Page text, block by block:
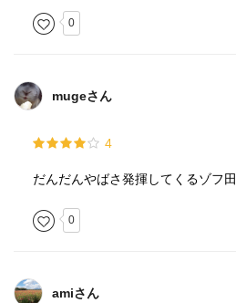
0
mugeさん
4
だんだんやばさ発揮してくるゾフ
0
amiさん